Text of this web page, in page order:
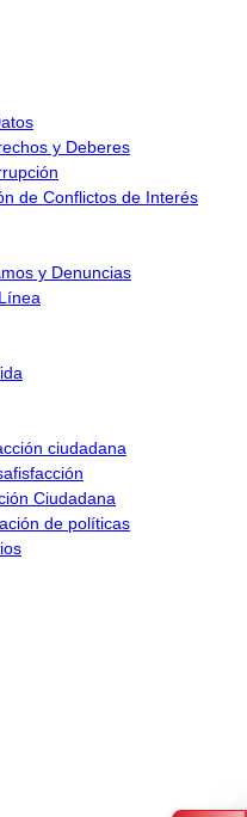
y Deberes
de Conflictos de Interés
y Denuncias
ciudadana
Ciudadana
de políticas